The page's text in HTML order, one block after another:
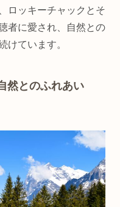
ロッキーチャックとそ
者に愛され、自然との
けています。
然とのふれあい